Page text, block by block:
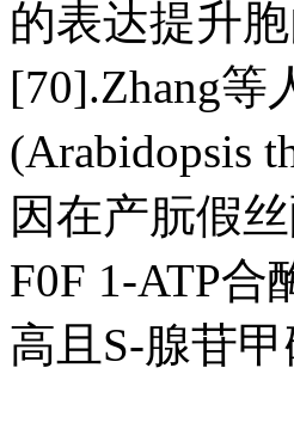
的表达提升
[70].Zhang等
(Arabidopsis
因在产朊假
F0F 1-ATP
高且S-腺苷